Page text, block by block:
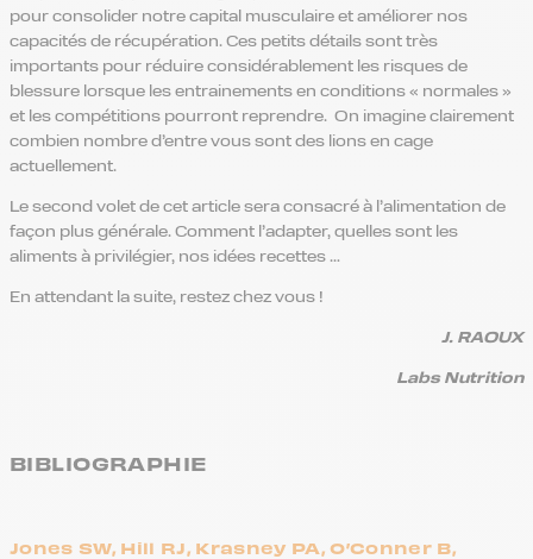
pour consolider notre capital musculaire et améliorer nos
capacités de récupération. Ces petits détails sont très
importants pour réduire considérablement les risques de
blessure lorsque les entrainements en conditions « normales »
et les compétitions pourront reprendre. On imagine clairement
combien nombre d’entre vous sont des lions en cage
actuellement.
Le second volet de cet article sera consacré à l’alimentation de
façon plus générale. Comment l’adapter, quelles sont les
aliments à privilégier, nos idées recettes …
En attendant la suite, restez chez vous !
J. RAOUX
Labs Nutrition
BIBLIOGRAPHIE
Jones SW, Hill RJ, Krasney PA, O’Conner B,